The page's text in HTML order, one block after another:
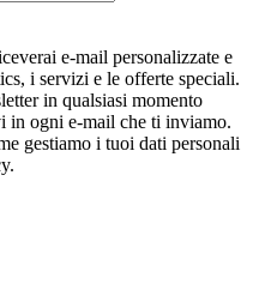
e-mail personalizzate e
i servizi e le offerte speciali.
in qualsiasi momento
in ogni e-mail che ti inviamo.
gestiamo i tuoi dati personali